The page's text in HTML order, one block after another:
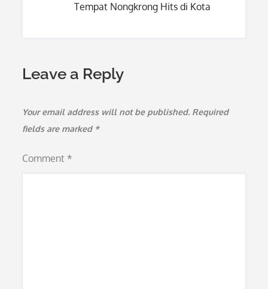
Tempat Nongkrong Hits di Kota
Leave a Reply
Your email address will not be published. Required
fields are marked *
Comment *